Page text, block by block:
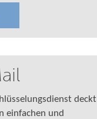
deckt
einfachen und